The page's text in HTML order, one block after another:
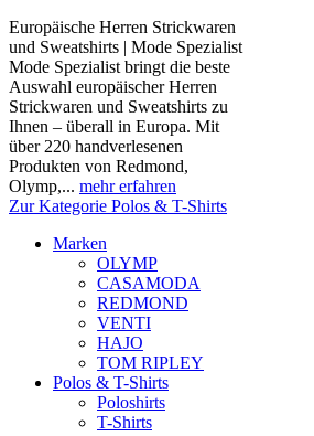
Europäische Herren Strickwaren
und Sweatshirts | Mode Spezialist
Mode Spezialist bringt die beste
Auswahl europäischer Herren
Strickwaren und Sweatshirts zu
Ihnen – überall in Europa. Mit
über 220 handverlesenen
Produkten von Redmond,
Olymp,... mehr erfahren
Zur Kategorie Polos & T-Shirts
Marken
OLYMP
CASAMODA
REDMOND
VENTI
HAJO
TOM RIPLEY
Polos & T-Shirts
Poloshirts
T-Shirts